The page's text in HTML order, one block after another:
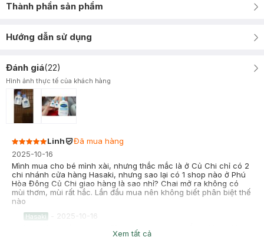
Thành phần sản phẩm
Hướng dẫn sử dụng
Đánh giá(22)
Hình ảnh thực tế của khách hàng
Linh
Đã mua hàng
2025-10-16
Mình mua cho bé mình xài, nhưng thắc mắc là ở Củ Chi chỉ có 2
chi nhánh cửa hàng Hasaki, nhưng sao lại có 1 shop nào ở Phú
Hòa Đông Củ Chi giao hàng là sao nhỉ? Chai mở ra không có
mùi thơm, mùi rất hắc. Lần đầu mua nên không biết phân biệt thế
nào
Hasaki
2025-10-16
Hasaki xin cảm ơn bạn đã tin tưởng và mua sắm tại Hasaki.
Xem tất cả